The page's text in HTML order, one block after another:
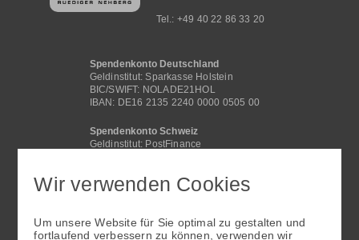
Tel.: +49 40 22 86 33 20
Spendenkonto Deutschland
Geldinstitut: Sparkasse Holstein
BIC/SWIFT: NOLADE21HOL
IBAN: DE16 2135 2240 0000 0505 00
Spendenkonto Schweiz
Geldinstitut: PostFinance
BIC/SWIFT: NOLADE21HOL
IBAN: DE16 2135 2240 0000 0505 00
Wir verwenden Cookies
Um unsere Website für Sie optimal zu gestalten und
fortlaufend verbessern zu können, verwenden wir